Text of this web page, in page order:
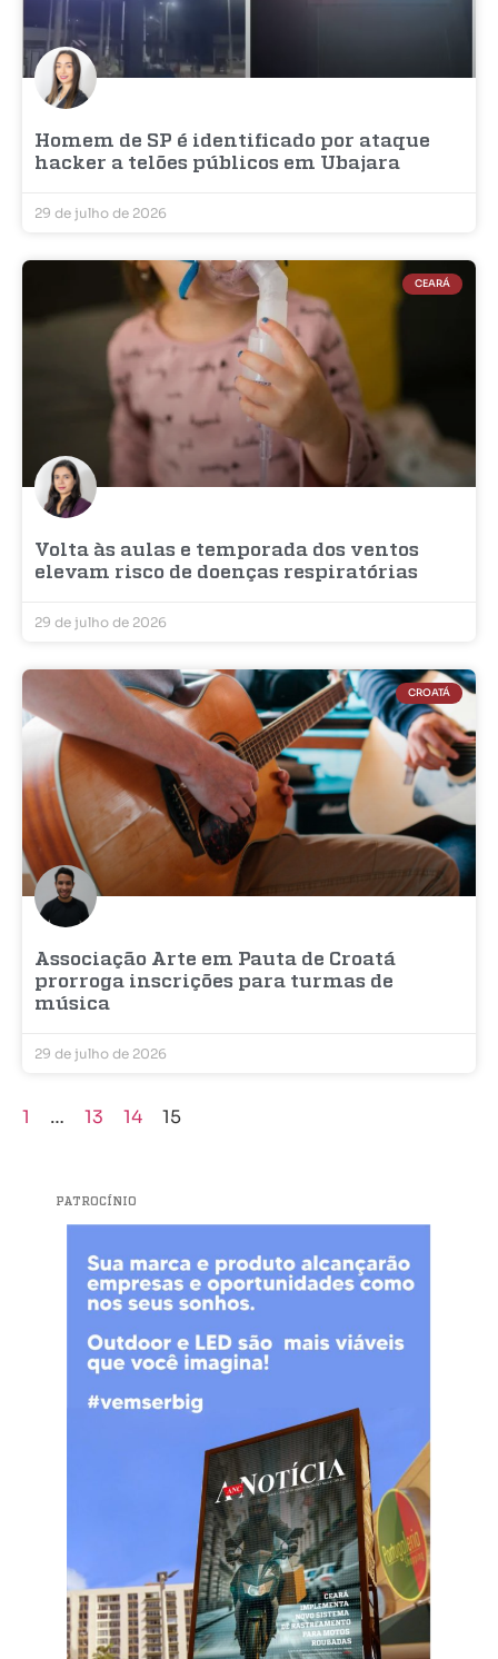
Homem de SP é identificado por ataque
hacker a telões públicos em Ubajara
29 de julho de 2026
CEARÁ
Volta às aulas e temporada dos ventos
elevam risco de doenças respiratórias
29 de julho de 2026
CROATÁ
Associação Arte em Pauta de Croatá
prorroga inscrições para turmas de
música
29 de julho de 2026
1 … 13 14 15
PATROCÍNIO